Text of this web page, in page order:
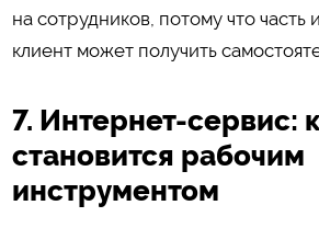
на сотрудников, потому что
клиент может получить
7. Интернет-сервис:
становится рабочим
инструментом